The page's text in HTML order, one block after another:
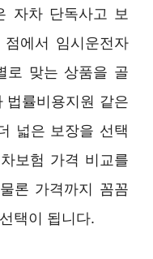
자차 단독사고 보
에서 임시운전자
로 맞는 상품을 골
법률비용지원 같은
넓은 보장을 선택
보험 가격 비교를
론 가격까지 꼼꼼
택이 됩니다.